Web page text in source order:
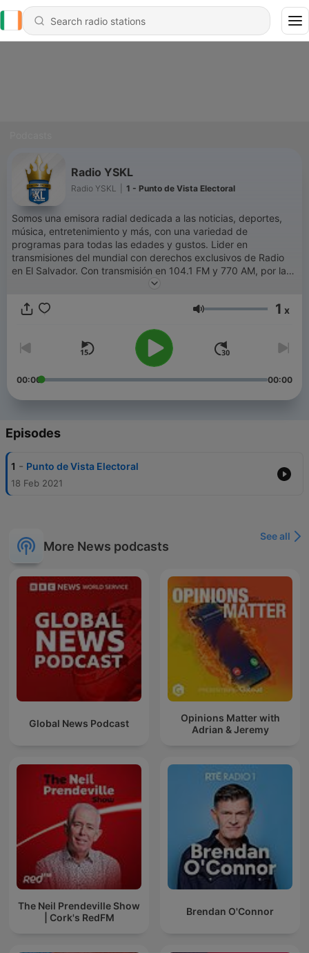
Radio YSKL
Radio YSKL 1 - Punto de Vista Electoral
Somos una emisora radial dedicada a las noticias, deportes,
música, entretenimiento y más, con una variedad de
programas para todas las edades y gustos. Lider en
transmisiones del mundial con derechos exclusivos de Radio
en El Salvador. Con transmisión en 104.1 FM y 770 AM, por la
Volume 1 x
00:00 00:00
Episodes
1 - Punto de Vista Electoral
18 Feb 2021
More News podcasts
See all
Global News Podcast
Opinions Matter with
Adrian & Jeremy
The Neil Prendeville Show
| Cork's RedFM
Brendan O'Connor